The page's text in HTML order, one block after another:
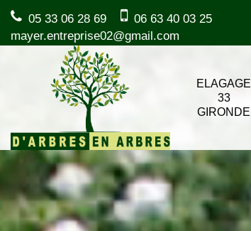
05 33 06 28 69
06 63 40 03 25
mayer.entreprise02@gmail.com
ELAGAGE
33
GIRONDE